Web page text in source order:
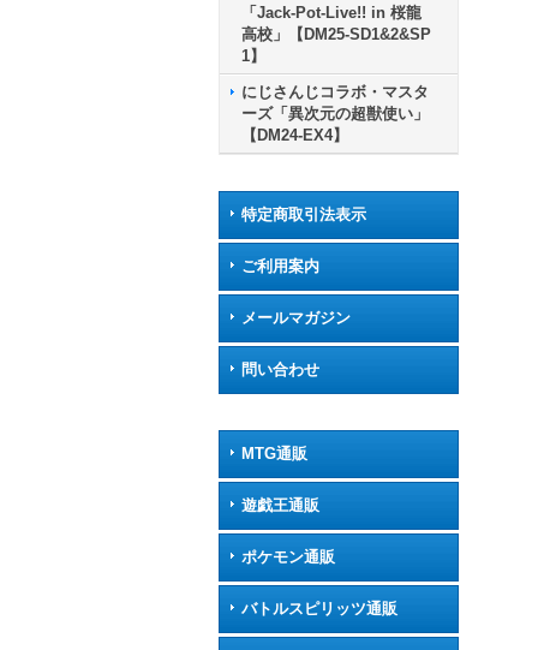
「Jack-Pot-Live!! in 桜龍
高校」【DM25-SD1&2&SP
1】
にじさんじコラボ・マスタ
ーズ「異次元の超獣使い」
【DM24-EX4】
特定商取引法表示
ご利用案内
メールマガジン
問い合わせ
MTG通販
遊戯王通販
ポケモン通販
バトルスピリッツ通販